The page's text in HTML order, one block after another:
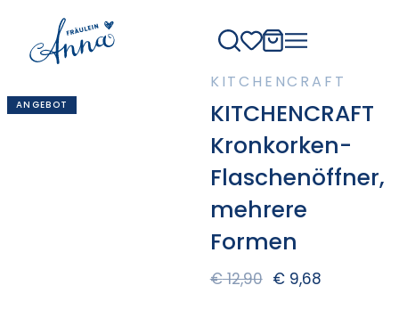
ANGEBOT
KITCHENCRAFT
KITCHENCRAFT
Kronkorken-
Flaschenöffner,
mehrere
Formen
€12,90 €9,68